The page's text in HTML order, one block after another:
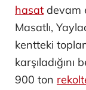
hasat devam
Masatlı,
kentteki
900 ton